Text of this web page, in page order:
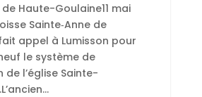
Haute-Goulaine11 mai
Sainte‑Anne de
appel à Lumisson pour
le système de
de l’église Sainte-